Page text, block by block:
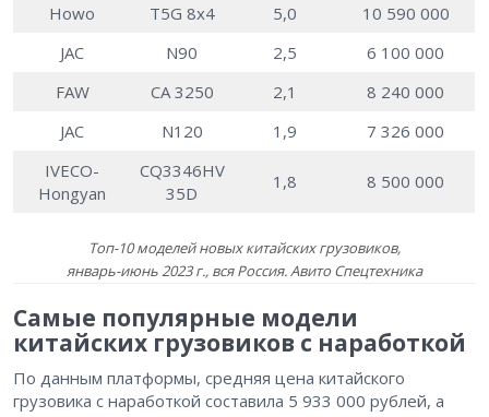
Howo
T5G 8х4 5,0
10 590 000
JAC
N90 2,5
6 100 000
FAW
CA 3250 2,1
8 240 000
JAC
N120 1,9
7 326 000
IVECO-
Hongyan
CQ3346HV
35D
1,8 8 500 000
Топ-10 моделей новых китайских грузовиков,
январь-июнь 2023 г., вся Россия. Авито Спецтехника
Самые популярные модели
китайских грузовиков с наработкой
По данным платформы, средняя цена китайского
грузовика с наработкой составила 5 933 000 рублей, а